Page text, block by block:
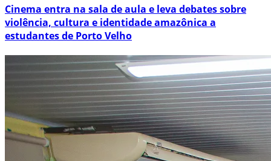
Cinema entra na sala de aula e leva debates sobre
violência, cultura e identidade amazônica a
estudantes de Porto Velho